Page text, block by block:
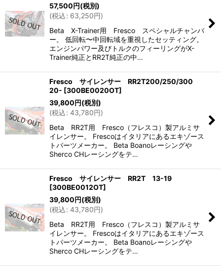
57,500円(税別)
(税込: 63,250円)
Beta X-Trainer用 Fresco スペシャルチャンバ
ー。 低回転〜中回転域を重視したセッティング。
エンジンパワー及びトルクのフィーリングがX-
Trainer純正とRR2T純正の中…
Fresco サイレンサー RR2T200/250/300
20- [300BE0020OT]
39,800円(税別)
(税込: 43,780円)
Beta RR2T用 Fresco（フレスコ）製アルミサ
イレンサー。 Frescoはイタリアにあるエキゾース
トパーツメーカー。 Beta Boanoレーシングや
Sherco CHレーシングをテ…
Fresco サイレンサー RR2T 13-19
[300BE0012OT]
39,800円(税別)
(税込: 43,780円)
Beta RR2T用 Fresco（フレスコ）製アルミサ
イレンサー。 Frescoはイタリアにあるエキゾース
トパーツメーカー。 Beta Boanoレーシングや
Sherco CHレーシングをテ…